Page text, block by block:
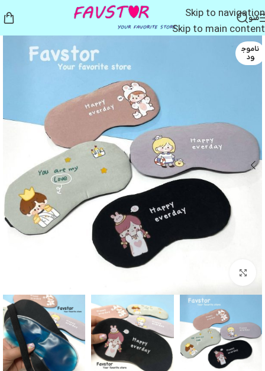
Skip to navigation
Skip to main content
منو
ناموج
ود